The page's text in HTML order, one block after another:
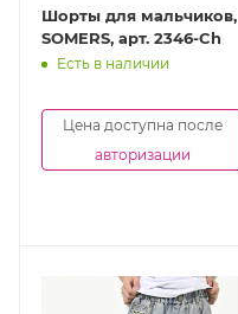
Шорты для мальчиков,
SOMERS, арт. 2346-Ch
Есть в наличии
Цена доступна после
авторизации